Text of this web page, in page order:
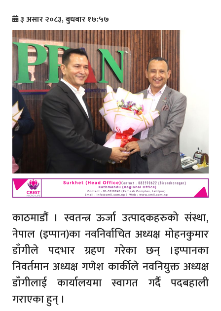
३ असार २०८३, बुधबार १७:५७
काठमाडौं । स्वतन्त्र ऊर्जा उत्पादकहरुको संस्था,
नेपाल (इप्पान)का नवनिर्वाचित अध्यक्ष मोहनकुमार
डाँगीले पदभार ग्रहण गरेका छन् ।इप्पानका
निवर्तमान अध्यक्ष गणेश कार्कीले नवनियुक्त अध्यक्ष
डाँगीलाई कार्यालयमा स्वागत गर्दै पदबहाली
गराएका हुन् ।